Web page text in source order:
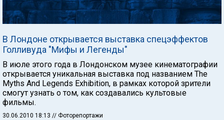
В Лондоне открывается выставка спецэффектов
Голливуда "Мифы и Легенды"
В июле этого года в Лондонском музее кинематографии
открывается уникальная выставка под названием The
Myths And Legends Exhibition, в рамках которой зрители
смогут узнать о том, как создавались культовые
фильмы.
30.06.2010 18:13 // Фоторепортажи